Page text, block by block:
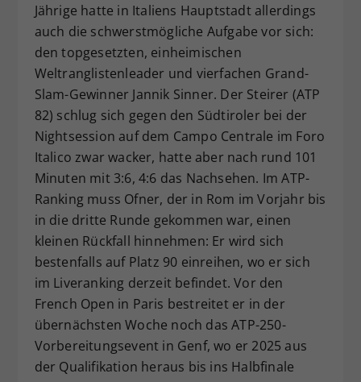
Jährige hatte in Italiens Hauptstadt allerdings
auch die schwerstmögliche Aufgabe vor sich:
den topgesetzten, einheimischen
Weltranglistenleader und vierfachen Grand-
Slam-Gewinner Jannik Sinner. Der Steirer (ATP
82) schlug sich gegen den Südtiroler bei der
Nightsession auf dem Campo Centrale im Foro
Italico zwar wacker, hatte aber nach rund 101
Minuten mit 3:6, 4:6 das Nachsehen. Im ATP-
Ranking muss Ofner, der in Rom im Vorjahr bis
in die dritte Runde gekommen war, einen
kleinen Rückfall hinnehmen: Er wird sich
bestenfalls auf Platz 90 einreihen, wo er sich
im Liveranking derzeit befindet. Vor den
French Open in Paris bestreitet er in der
übernächsten Woche noch das ATP-250-
Vorbereitungsevent in Genf, wo er 2025 aus
der Qualifikation heraus bis ins Halbfinale
Zweck
Dieser Wert speichert Ihre Consent-
Einstellungen. Unter anderem eine
zufällig generierte ID, für die
historische Speicherung Ihrer
vorgenommen Einstellungen, falls der
Webseiten-Betreiber dies eingestellt
hat.